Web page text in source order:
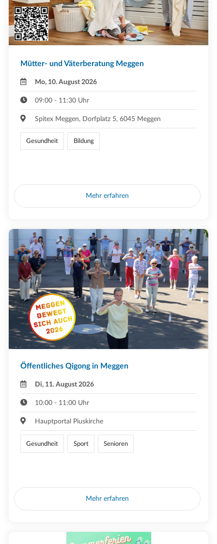
Mütter- und Väterberatung Meggen
Mo, 10. August 2026
09:00 - 11:30 Uhr
Spitex Meggen, Dorfplatz 5, 6045 Meggen
Gesundheit Bildung
Mehr erfahren
Öffentliches Qigong in Meggen
Di, 11. August 2026
10:00 - 11:00 Uhr
Hauptportal Piuskirche
Gesundheit Sport Senioren
Mehr erfahren